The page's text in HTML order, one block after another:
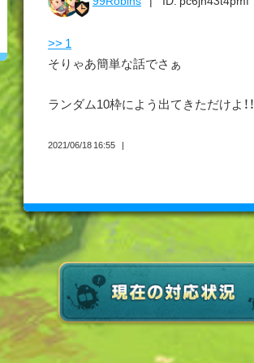
>> 1
そりゃあ簡単な話でさぁ
ランダム10枠によう出てきただけよ！！
2021/06/18 16:55